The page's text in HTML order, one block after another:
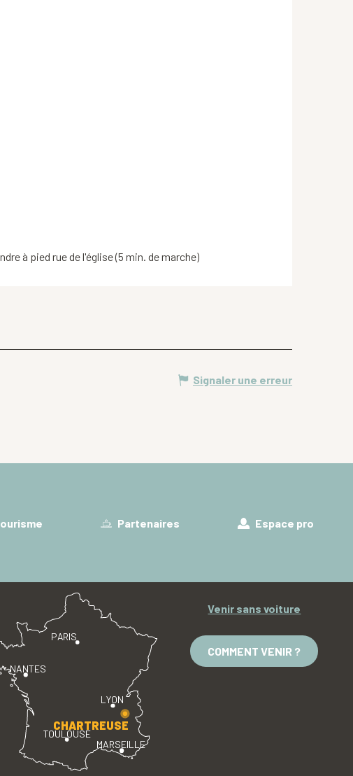
à pied rue de l'église (5 min. de marche)
Signaler une erreur
Partenaires Espace pro
PARIS
LYON
TOULOUSE
MARSEILLE
NANTES
CHARTREUSE
Venir sans voiture
COMMENT VENIR ?